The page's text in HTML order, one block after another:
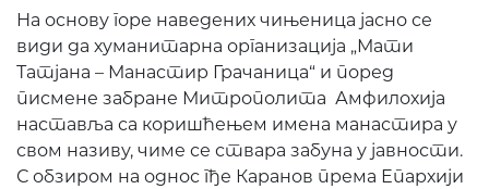
На основу горе наведених чињеница јасно се
види да хуманитарна организација „Мати
Татјана – Манастир Грачаница“ и поред
писмене забране Митрополита Амфилохија
наставља са коришћењем имена манастира у
свом називу, чиме се ствара забуна у јавности.
С обзиром на однос гђе Каранов према Епархији